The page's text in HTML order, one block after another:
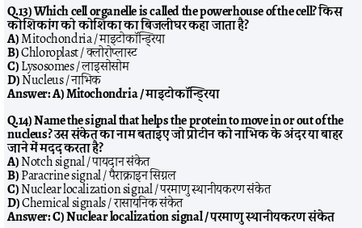
Q.13) Which cell organelle is called the powerhouse of the cell? किस
कोशिकांग को कोशिका का बिजलीघर कहा जाता है?
A)Mitochondria / माइटोकॉन्ड्रिया
B)Chloroplast / क्लोरोप्लास्ट
C)Lysosomes / लाइसोसोम
D)Nucleus / नाभिक
Answer:A) Mitochondria / माइटोकॉन्ड्रिया
Q.14) Name the signal that helps the protein to move in or out of the
nucleus? उस संकेत का नाम बताइए जो प्रोटीन को नाभिक के अंदर या बाहर
जाने में मदद करता है?
A)Notch signal / पायदान संकेत
B)Paracrine signal / पैराक्राइन सिग्नल
C)Nuclear localization signal / परमाणु स्थानीयकरण संकेत
D)Chemical signals / रासायनिक संकेत
Answer:C) Nuclear localization signal / परमाणु स्थानीयकरण संकेत